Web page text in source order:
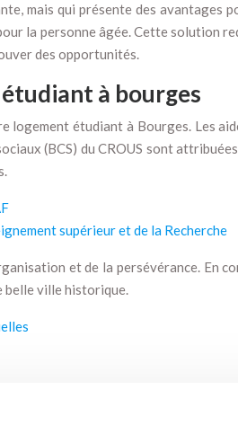
mais qui présente des avantages
la personne âgée. Cette
des opportunités.
à bourges
étudiant à Bourges. Les
(BCS) du CROUS sont
supérieur et de la Recherche
et de la persévérance.
belle ville historique.